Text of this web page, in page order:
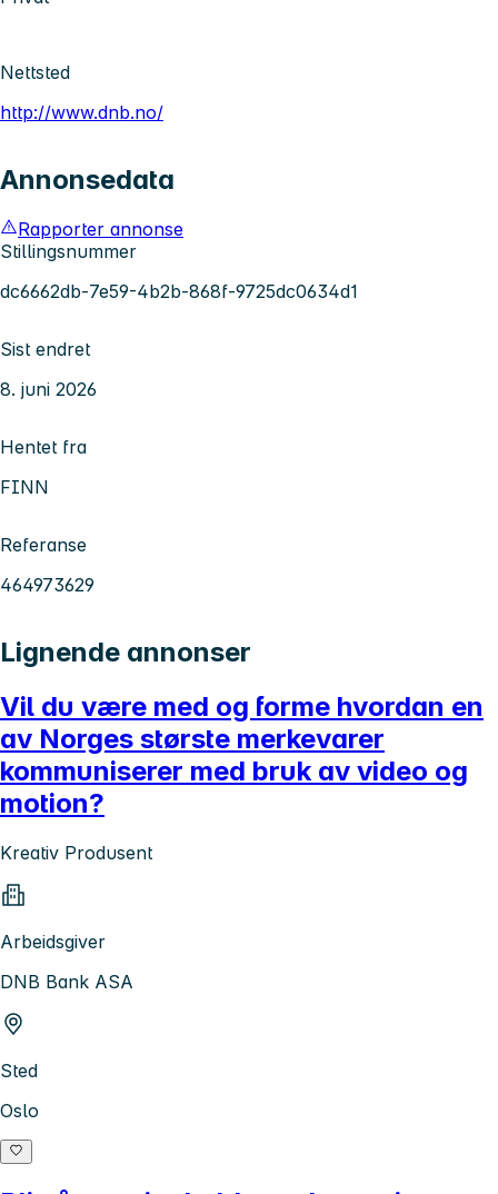
Nettsted
http://www.dnb.no/
Annonsedata
Rapporter annonse
Stillingsnummer
dc6662db-7e59-4b2b-868f-9725dc0634d1
Sist endret
8. juni 2026
Hentet fra
FINN
Referanse
464973629
Lignende annonser
Vil du være med og forme hvordan en
av Norges største merkevarer
kommuniserer med bruk av video og
motion?
Kreativ Produsent
Arbeidsgiver
DNB Bank ASA
Sted
Oslo